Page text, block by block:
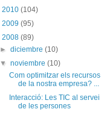
2010 (104)
2009 (95)
2008 (89)
►diciembre(10)
▼noviembre(10)
Com optimitzar els recursos
de la nostra empresa? ...
Interacció: Les TIC al servei
de les persones